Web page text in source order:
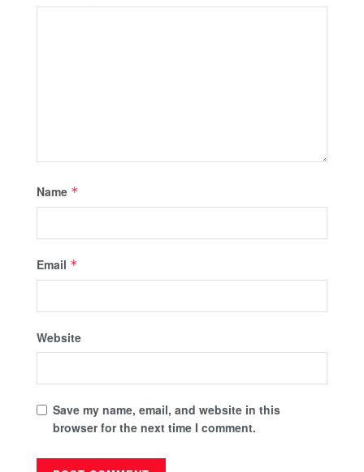
Name *
Email *
Website
Save my name, email, and website in this
browser for the next time I comment.